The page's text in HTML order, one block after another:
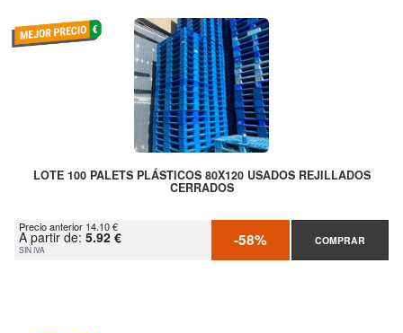
LOTE 100 PALETS PLÁSTICOS 80X120 USADOS REJILLADOS
CERRADOS
Precio anterior 14.10 €
A partir de: 5.92 €
SIN IVA -58% COMPRAR